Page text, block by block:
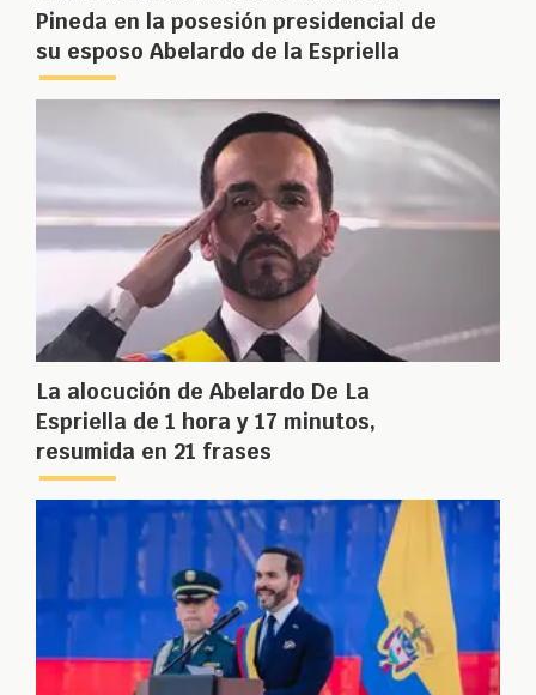
Pineda en la posesión presidencial de
su esposo Abelardo de la Espriella
La alocución de Abelardo De La
Espriella de 1 hora y 17 minutos,
resumida en 21 frases